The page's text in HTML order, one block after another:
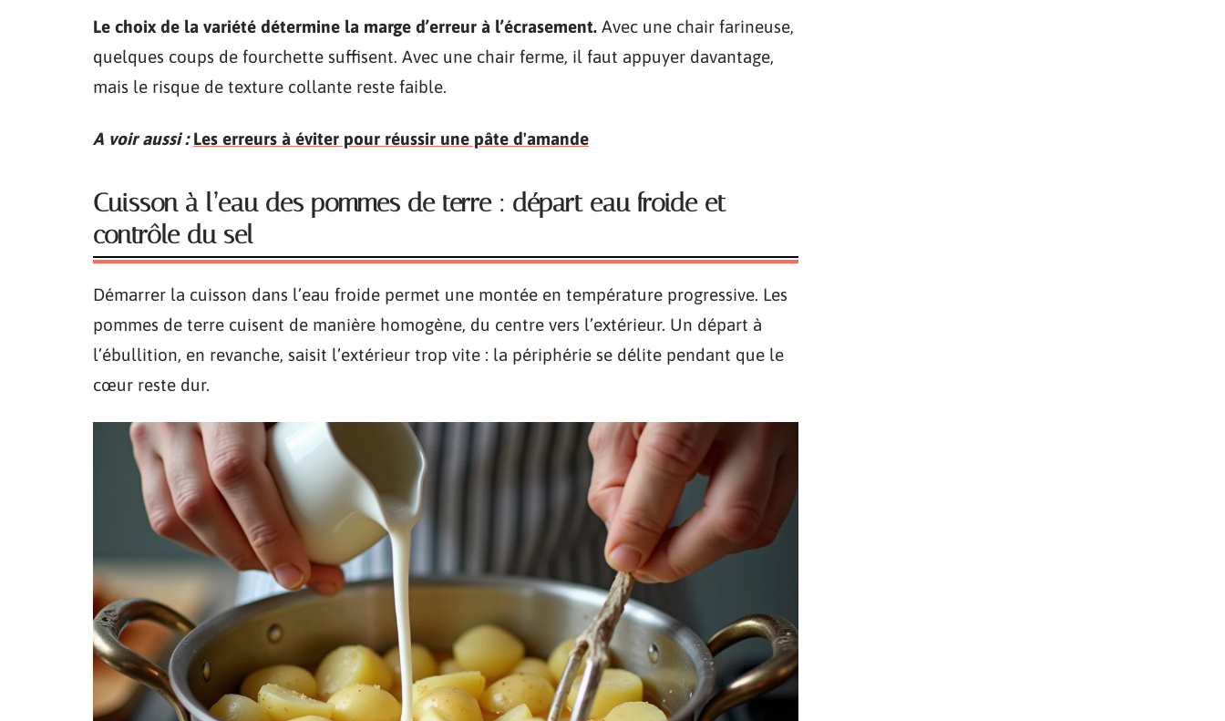
Le choix de la variété détermine la marge d’erreur à l’écrasement. Avec une chair farineuse,
quelques coups de fourchette suffisent. Avec une chair ferme, il faut appuyer davantage,
mais le risque de texture collante reste faible.
A voir aussi : Les erreurs à éviter pour réussir une pâte d'amande
Cuisson à l’eau des pommes de terre : départ eau froide et
contrôle du sel
Démarrer la cuisson dans l’eau froide permet une montée en température progressive. Les
pommes de terre cuisent de manière homogène, du centre vers l’extérieur. Un départ à
l’ébullition, en revanche, saisit l’extérieur trop vite : la périphérie se délite pendant que le
cœur reste dur.